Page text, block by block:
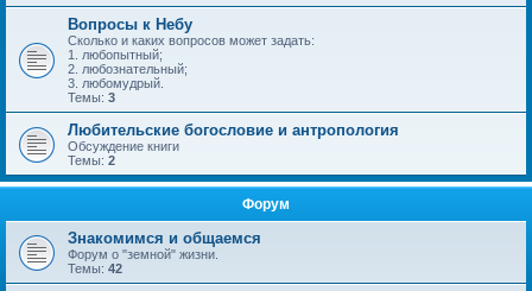
Вопросы к Небу
Сколько и каких вопросов может задать:
1. любопытный;
2. любознательный;
3. любомудрый.
Темы: 3
Любительские богословие и антропология
Обсуждение книги
Темы: 2
Форум
Знакомимся и общаемся
Форум о "земной" жизни.
Темы: 42